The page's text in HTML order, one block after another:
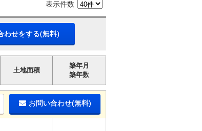
表示件数
わせをする(無料)
土地面積
築年月
築年数
お問い合わせ(無料)